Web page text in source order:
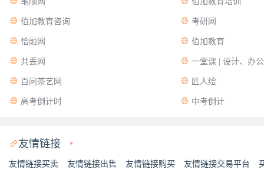
 佰加教育咨询  考研网
 恰融网  佰加教育
 共丢网  一堂课 | 设计、办
 百问茶艺网  匠人绘
 高考倒计时  中考倒计
友情链接 *
友情链接买卖 友情链接出售 友情链接购买 友情链接交易平台